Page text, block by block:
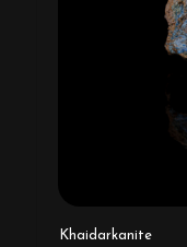
Khaidarkanite